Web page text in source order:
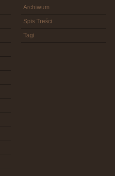
Archiwum
Spis Treści
Tagi